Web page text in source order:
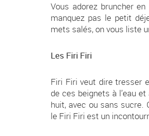
Vous adorez bruncher
manquez pas le petit
mets salés, on vous liste
Les Firi Firi
Firi Firi veut dire tresser
de ces beignets à l’eau
huit, avec ou sans sucre.
le Firi Firi est un